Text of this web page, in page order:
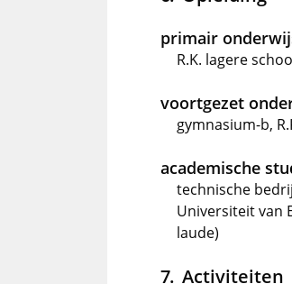
primair
R.K. lagere
voortgezet
gymnasium-b,
academische
technische
Universiteit van
laude)
Activiteiten